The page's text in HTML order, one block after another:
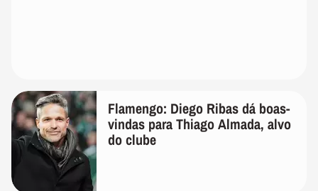
Flamengo: Diego Ribas dá boas-
vindas para Thiago Almada, alvo
do clube